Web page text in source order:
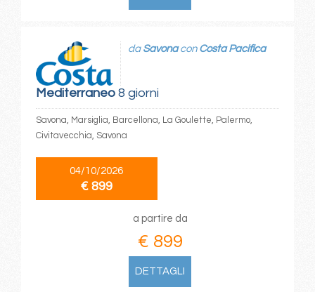
Mediterraneo8 giorni
da Savonacon Costa Pacifica
Savona, Marsiglia, Barcellona, La Goulette, Palermo,
Civitavecchia, Savona
04/10/2026
€ 899
a partire da
€ 899
DETTAGLI